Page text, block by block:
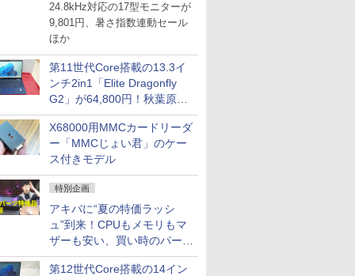
24.8kHz対応の17型モニターが
9,801円、暑さ指数連動セール
ほか
第11世代Core搭載の13.3イ
ンチ2in1「Elite Dragonfly
G2」が64,800円！秋葉原で
中古PCセール
X68000用MMCカードリーダ
ー「MMCじょい君」のケー
ス付きモデル
特別企画
アキバに“夏の特価ラッシ
ュ”到来！CPUもメモリもマ
ザーも安い、買い時のパーツ
は？【8月7日(金)22時配信】
第12世代Core搭載の14イン